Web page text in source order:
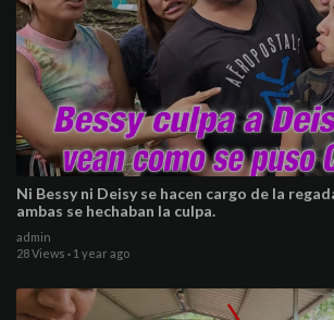
Ni Bessy ni Deisy se hacen cargo de la
ambas se hechaban la culpa.
admin
28 Views · 1 year ago